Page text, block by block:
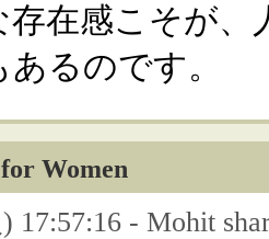
存在感こそが、
るのです。
Women
17:57:16 - Mohit